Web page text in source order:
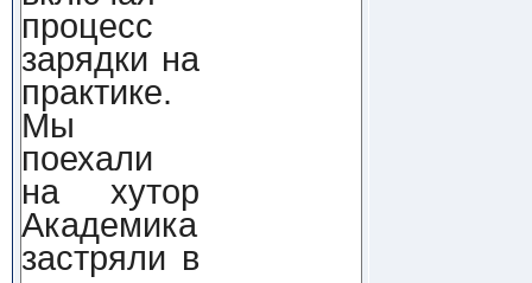
процесс
зарядки на
практике.
Мы
поехали
на хутор
Академика,
застряли в